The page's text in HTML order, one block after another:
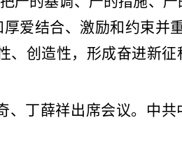
爱结合、激励和约束并
、创造性，形成奋进新征
、丁薛祥出席会议。中共